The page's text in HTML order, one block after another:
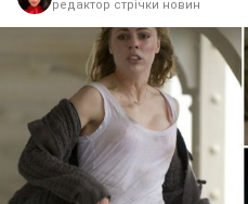
редактор стрічки новин